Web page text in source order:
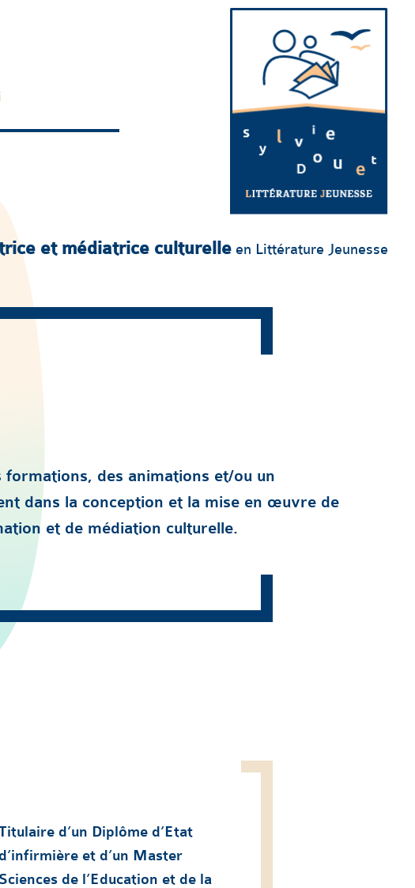
et médiatrice culturelleen Littérature Jeunesse
formations, des animations et/ou un
dans la conception et la mise en œuvre de
et de médiation culturelle.
d’un Diplôme d’Etat
et d’un Master
Sciences de l’Education et de la